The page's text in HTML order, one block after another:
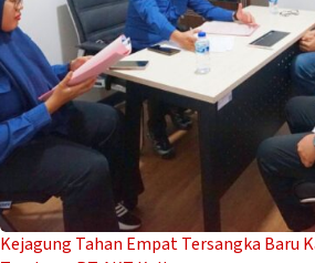
Kejagung Tahan Empat Tersangka Baru